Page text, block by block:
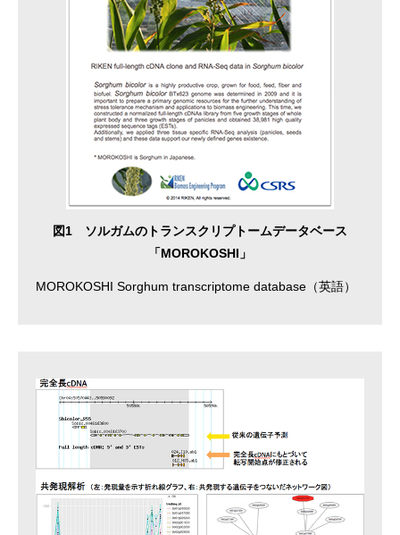
図1 ソルガムのトランスクリプトームデータベース
「MOROKOSHI」
MOROKOSHI Sorghum transcriptome database （英語）